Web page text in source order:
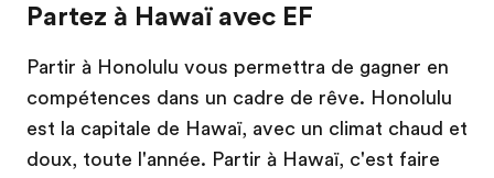
Partez à Hawaï avec EF
Partir à Honolulu vous permettra de gagner en
compétences dans un cadre de rêve. Honolulu
est la capitale de Hawaï, avec un climat chaud et
doux, toute l'année. Partir à Hawaï, c'est faire